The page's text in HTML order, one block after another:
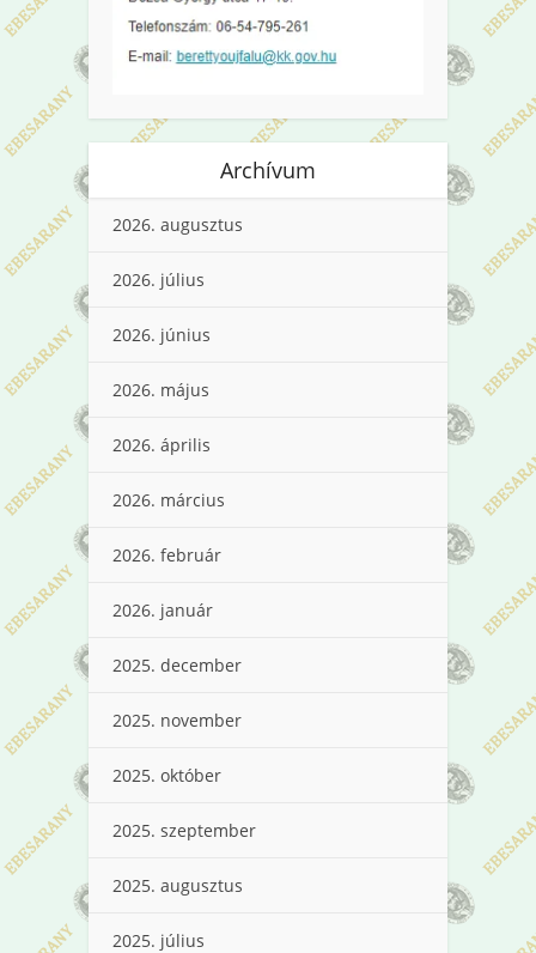
Archívum
2026. augusztus
2026. július
2026. június
2026. május
2026. április
2026. március
2026. február
2026. január
2025. december
2025. november
2025. október
2025. szeptember
2025. augusztus
2025. július